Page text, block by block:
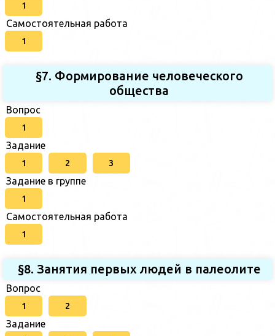
1
Самостоятельная работа
1
§7. Формирование человеческого
общества
Вопрос
1
Задание
1 2 3
Задание в группе
1
Самостоятельная работа
1
§8. Занятия первых людей в палеолите
Вопрос
1 2
Задание